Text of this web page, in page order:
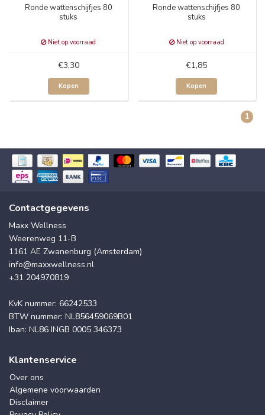
Ronde wattenschijfjes 80
stuks
Niet op voorraad
€3,30
Kopen
Ronde wattenschijfjes 80
stuks
Niet op voorraad
€1,85
Kopen
1
Contactgegevens
Maxx Wellness
Weerenweg 11-B
1161 AE Zwanenburg (Amsterdam)
info@maxxwellness.nl
+31 204970819
KvK nummer: 66242533
BTW nummer: NL856459069B01
Iban: NL86 INGB 0005 346373
Klantenservice
Over ons
Algemene voorwaarden
Disclaimer